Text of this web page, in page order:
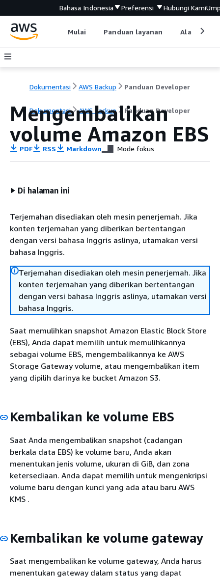
Bahasa Indonesia Preferensi Hubungi Kami
Mulai Panduan layanan Alat
Dokumentasi AWS Backup Panduan Developer
Dokumentasi AWS Backup Panduan Developer
Mengembalikan
volume Amazon EBS
PDF RSS Markdown Mode fokus
Di halaman ini
Terjemahan disediakan oleh mesin penerjemah. Jika
konten terjemahan yang diberikan bertentangan
dengan versi bahasa Inggris aslinya, utamakan versi
bahasa Inggris.
Terjemahan disediakan oleh mesin penerjemah. Jika
konten terjemahan yang diberikan bertentangan
dengan versi bahasa Inggris aslinya, utamakan versi
bahasa Inggris.
Saat memulihkan snapshot Amazon Elastic Block Store
(EBS), Anda dapat memilih untuk memulihkannya
sebagai volume EBS, mengembalikannya ke AWS
Storage Gateway volume, atau mengembalikan item
yang dipilih darinya ke bucket Amazon S3.
Kembalikan ke volume EBS
Saat Anda mengembalikan snapshot (cadangan
berkala data EBS) ke volume baru, Anda akan
menentukan jenis volume, ukuran di GiB, dan zona
ketersediaan. Anda dapat memilih untuk mengenkripsi
volume baru dengan kunci yang ada atau baru AWS
KMS .
Kembalikan ke volume gateway
Saat mengembalikan ke volume gateway, Anda harus
menentukan gateway dalam status yang dapat